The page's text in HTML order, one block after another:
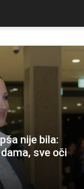
nije bila:
sve oči